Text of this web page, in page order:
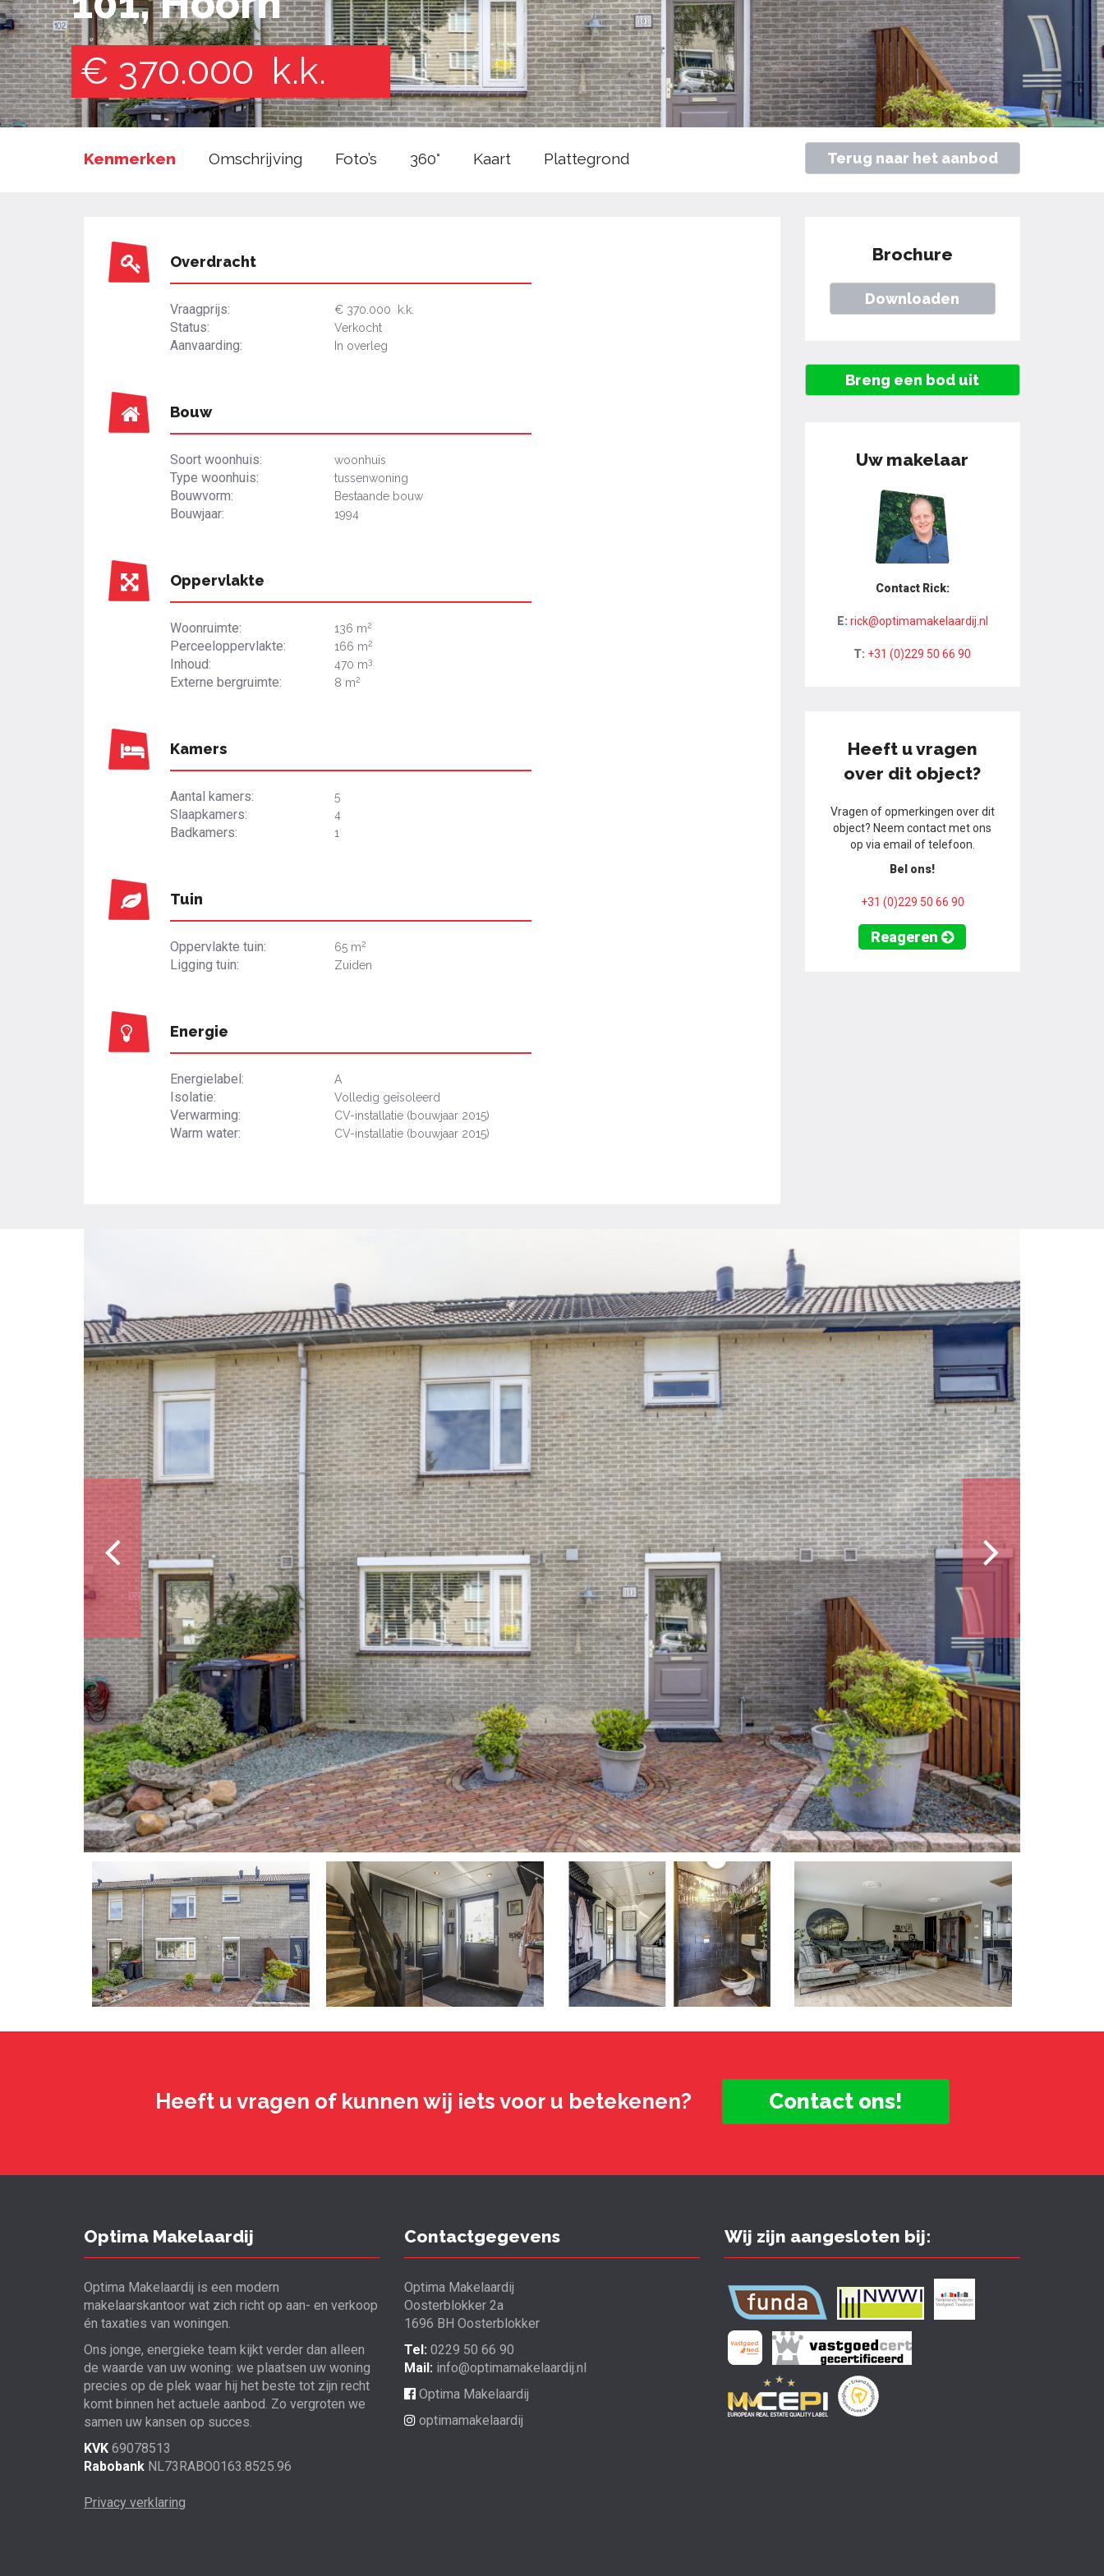
€ 370.000 k.k.
Kenmerken Omschrijving Foto’s 360° Kaart Plattegrond Terug naar het aanbod
Overdracht
Vraagprijs: € 370.000 k.k.
Status: Verkocht
Aanvaarding: In overleg
Bouw
Soort woonhuis: woonhuis
Type woonhuis: tussenwoning
Bouwvorm: Bestaande bouw
Bouwjaar: 1994
Oppervlakte
Woonruimte: 136 m2
Perceeloppervlakte: 166 m2
Inhoud: 470 m3
Externe bergruimte: 8 m2
Kamers
Aantal kamers: 5
Slaapkamers: 4
Badkamers: 1
Tuin
Oppervlakte tuin: 65 m2
Ligging tuin: Zuiden
Energie
Energielabel: A
Isolatie: Volledig geïsoleerd
Verwarming: CV-installatie (bouwjaar 2015)
Warm water: CV-installatie (bouwjaar 2015)
Brochure
Downloaden
Breng een bod uit
Uw makelaar
Contact Rick:
E: rick@optimamakelaardij.nl
T: +31 (0)229 50 66 90
Heeft u vragen
over dit object?
Vragen of opmerkingen over dit
object? Neem contact met ons
op via email of telefoon.
Bel ons!
+31 (0)229 50 66 90
Reageren
Heeft u vragen of kunnen wij iets voor u betekenen? Contact ons!
Optima Makelaardij
Optima Makelaardij is een modern
makelaarskantoor wat zich richt op aan- en verkoop
én taxaties van woningen.
Ons jonge, energieke team kijkt verder dan alleen
de waarde van uw woning: we plaatsen uw woning
precies op de plek waar hij het beste tot zijn recht
komt binnen het actuele aanbod. Zo vergroten we
samen uw kansen op succes.
KVK 69078513
Rabobank NL73RABO0163.8525.96
Privacy verklaring
Contactgegevens
Optima Makelaardij
Oosterblokker 2a
1696 BH Oosterblokker
Tel: 0229 50 66 90
Mail: info@optimamakelaardij.nl
Optima Makelaardij
optimamakelaardij
Wij zijn aangesloten bij: